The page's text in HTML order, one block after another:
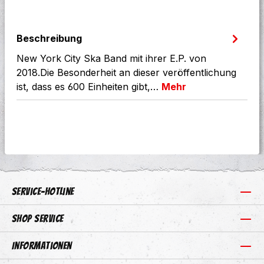
Beschreibung
New York City Ska Band mit ihrer E.P. von
2018.Die Besonderheit an dieser veröffentlichung
ist, dass es 600 Einheiten gibt,… Mehr
Service-Hotline
Shop Service
Informationen